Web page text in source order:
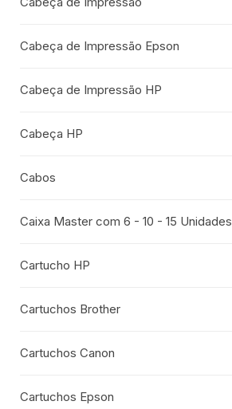
Cabeça de Impressão Epson
Cabeça de Impressão HP
Cabeça HP
Cabos
Caixa Master com 6 - 10 - 15 Unidades
Cartucho HP
Cartuchos Brother
Cartuchos Canon
Cartuchos Epson